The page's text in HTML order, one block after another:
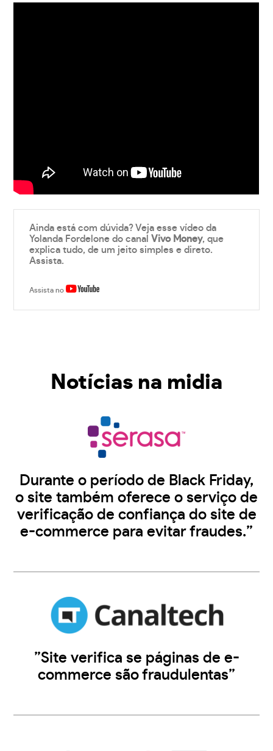
Ainda está com dúvida? Veja esse vídeo da
Yolanda Fordelone do canalVivo Money, que
explica tudo, de um jeito simples e direto.
Assista.
Assista no
Notícias na midia
Durante o período de Black Friday,
o site também oferece o serviço de
verificação de confiança do site de
e-commerce para evitar fraudes.”
”Site verifica se páginas de e-
commerce são fraudulentas”